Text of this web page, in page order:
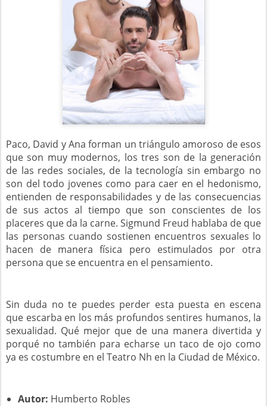
Paco, David y Ana forman un triángulo amoroso de esos
que son muy modernos, los tres son de la generación
de las redes sociales, de la tecnología sin embargo no
son del todo jovenes como para caer en el hedonismo,
entienden de responsabilidades y de las consecuencias
de sus actos al tiempo que son conscientes de los
placeres que da la carne. Sigmund Freud hablaba de que
las personas cuando sostienen encuentros sexuales lo
hacen de manera física pero estimulados por otra
persona que se encuentra en el pensamiento.
Sin duda no te puedes perder esta puesta en escena
que escarba en los más profundos sentires humanos, la
sexualidad. Qué mejor que de una manera divertida y
porqué no también para echarse un taco de ojo como
ya es costumbre en el Teatro Nh en la Ciudad de México.
Autor: Humberto Robles